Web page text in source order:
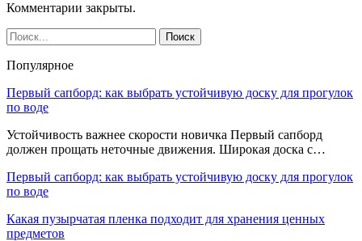
Комментарии закрыты.
Популярное
Первый сапборд: как выбрать устойчивую доску для прогулок
по воде
Устойчивость важнее скорости новичка Первый сапборд
должен прощать неточные движения. Широкая доска с…
Первый сапборд: как выбрать устойчивую доску для прогулок
по воде
Какая пузырчатая пленка подходит для хранения ценных
предметов